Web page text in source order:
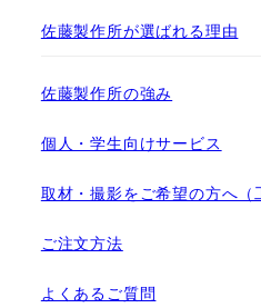
佐藤製作所が選ばれる理由
佐藤製作所の強み
個人・学生向けサービス
取材・撮影をご希望の方へ（
ご注文方法
よくあるご質問